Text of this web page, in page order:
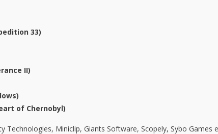
33)
II)
of Chernobyl)
Miniclip, Giants Software, Scopely, Sybo Games e